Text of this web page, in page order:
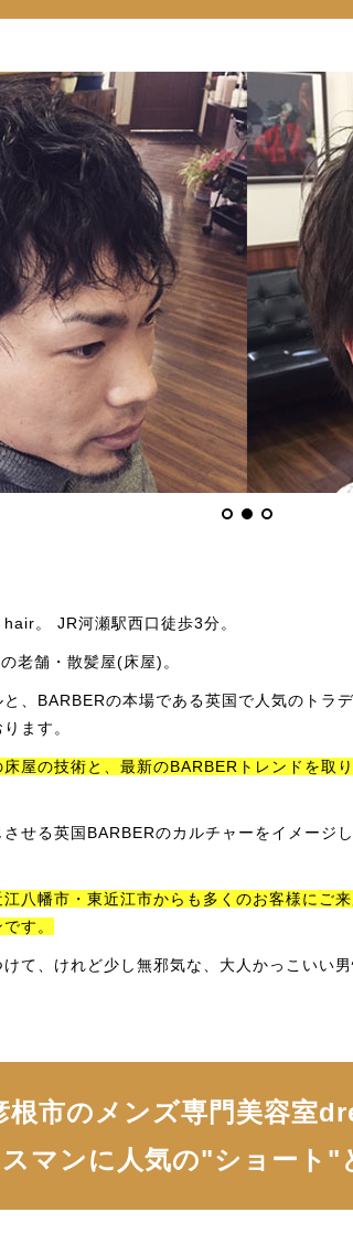
。 JR河瀬駅西口徒歩3分。
老舗・散髪屋(床屋)。
、BARBERの本場である英国で人気のトラ
ます。
屋の技術と、最新のBARBERトレンドを取
せる英国BARBERのカルチャーをイメージ
八幡市・東近江市からも多くのお客様にご
す。
て、けれど少し無邪気な、大人かっこいい
根市のメンズ専門美容室
マンに人気の"ショート"